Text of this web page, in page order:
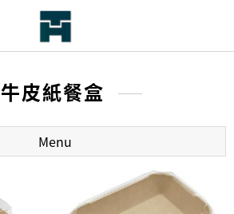
牛皮紙餐盒
Menu